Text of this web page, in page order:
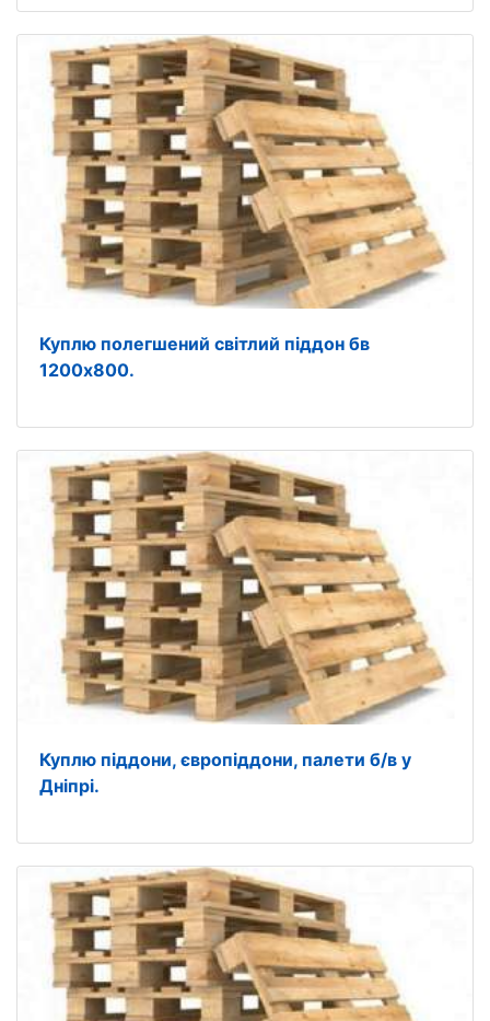
Куплю полегшений світлий піддон бв
1200х800.
Куплю піддони, європіддони, палети б/в у
Дніпрі.